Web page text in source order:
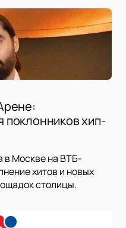
хип-
в Москве на ВТБ-
хитов и новых
столицы.